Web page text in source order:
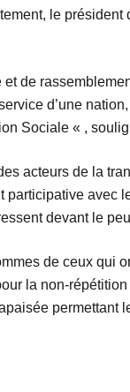
le
de
d’une
Sociale « ,
acteurs de la
avec
devant le
de ceux qui
la non-
permettant